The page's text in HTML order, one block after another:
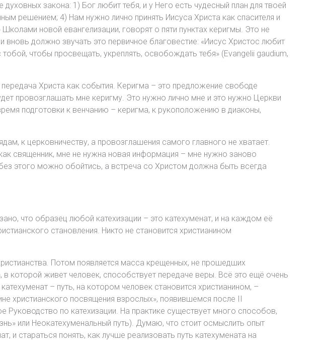
закона: 1) Бог любит тебя, и у Него есть чудесный план для твоей
решением; 4) Нам нужно лично принять Иисуса Христа как спасителя и
новой евангелизации, говорят о пяти пунктах керигмы. Это не
вновь должно звучать это первичное благовестие: «Иисус Христос любит
чтобы просвещать, укреплять, освобождать тебя» (Evangelii gaudium,
Христа как события. Керигма – это предложение свободе
провозглашать мне керигму. Это нужно лично мне и это нужно Церкви
подготовки к венчанию – керигма, к рукоположению в диаконы,
к церковничеству, а провозглашения самого главного не хватает.
священник, мне не нужна новая информация – мне нужно заново
этого можно обойтись, а встреча со Христом должна быть всегда
что образец любой катехизации – это катехуменат, и на каждом её
становления. Никто не становится христианином
Потом появляется масса крещенных, не прошедших
в которой живет человек, способствует передаче веры. Всё это ещё очень
– путь, на котором человек становится христианином, –
христианского посвящения взрослых», появившемся после II
Руководство по катехизации. На практике существует много способов,
или Неокатехуменальный путь). Думаю, что стоит осмыслить опыт
стараться понять, как лучше реализовать путь катехумената на